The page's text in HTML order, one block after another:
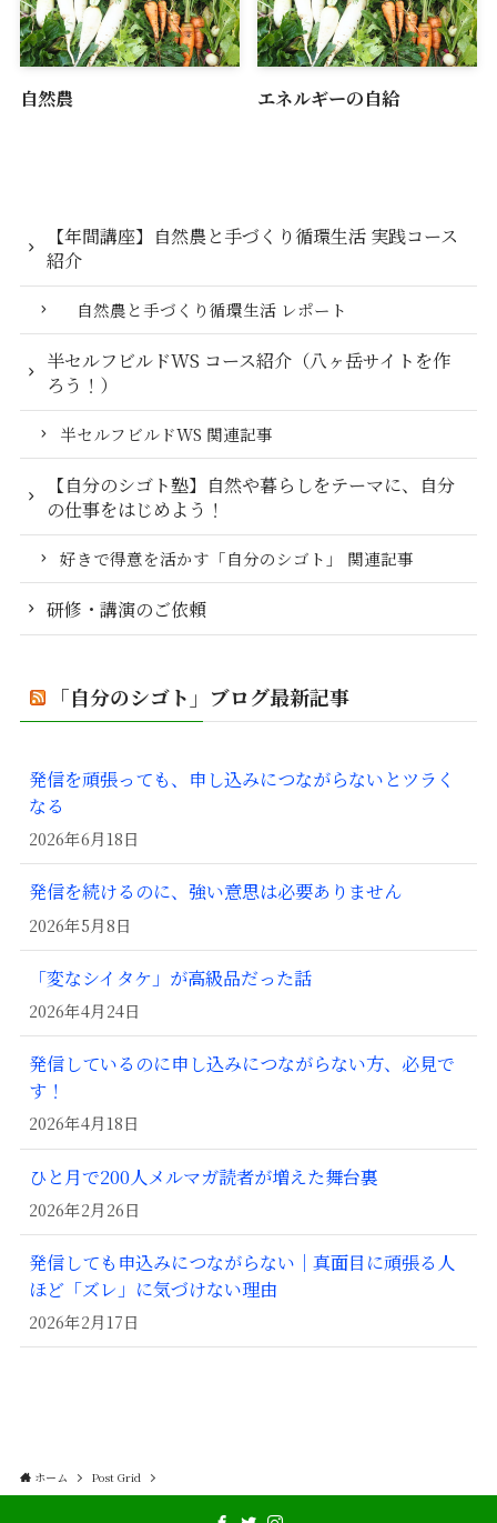
自然農 エネルギーの自給
【年間講座】自然農と手づくり循環生活 実践コース
紹介
自然農と手づくり循環生活 レポート
半セルフビルドWS コース紹介（八ヶ岳サイトを作
ろう！）
半セルフビルドWS 関連記事
【自分のシゴト塾】自然や暮らしをテーマに、自分
の仕事をはじめよう！
好きで得意を活かす「自分のシゴト」 関連記事
研修・講演のご依頼
「自分のシゴト」ブログ最新記事
発信を頑張っても、申し込みにつながらないとツラく
なる
2026年6月18日
発信を続けるのに、強い意思は必要ありません
2026年5月8日
「変なシイタケ」が高級品だった話
2026年4月24日
発信しているのに申し込みにつながらない方、必見で
す！
2026年4月18日
ひと月で200人メルマガ読者が増えた舞台裏
2026年2月26日
発信しても申込みにつながらない｜真面目に頑張る人
ほど「ズレ」に気づけない理由
2026年2月17日
ホーム Post Grid